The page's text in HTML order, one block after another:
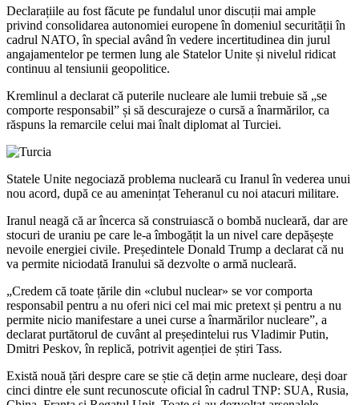
Declarațiile au fost făcute pe fundalul unor discuții mai ample
privind consolidarea autonomiei europene în domeniul securității în
cadrul NATO, în special având în vedere incertitudinea din jurul
angajamentelor pe termen lung ale Statelor Unite și nivelul ridicat
continuu al tensiunii geopolitice.
Kremlinul a declarat că puterile nucleare ale lumii trebuie să „se
comporte responsabil” și să descurajeze o cursă a înarmărilor, ca
răspuns la remarcile celui mai înalt diplomat al Turciei.
Statele Unite negociază problema nucleară cu Iranul în vederea unui
nou acord, după ce au amenințat Teheranul cu noi atacuri militare.
Iranul neagă că ar încerca să construiască o bombă nucleară, dar are
stocuri de uraniu pe care le-a îmbogățit la un nivel care depășește
nevoile energiei civile. Președintele Donald Trump a declarat că nu
va permite niciodată Iranului să dezvolte o armă nucleară.
„Credem că toate țările din «clubul nuclear» se vor comporta
responsabil pentru a nu oferi nici cel mai mic pretext și pentru a nu
permite nicio manifestare a unei curse a înarmărilor nucleare”, a
declarat purtătorul de cuvânt al președintelui rus Vladimir Putin,
Dmitri Peskov, în replică, potrivit agenției de știri Tass.
Există nouă țări despre care se știe că dețin arme nucleare, deși doar
cinci dintre ele sunt recunoscute oficial în cadrul TNP: SUA, Rusia,